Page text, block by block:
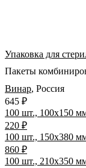
Упаковка для
Пакеты
Винар, Россия
100 шт., 100x150
220 ₽
100 шт., 150x380
860 ₽
100 шт., 210x350
645 ₽